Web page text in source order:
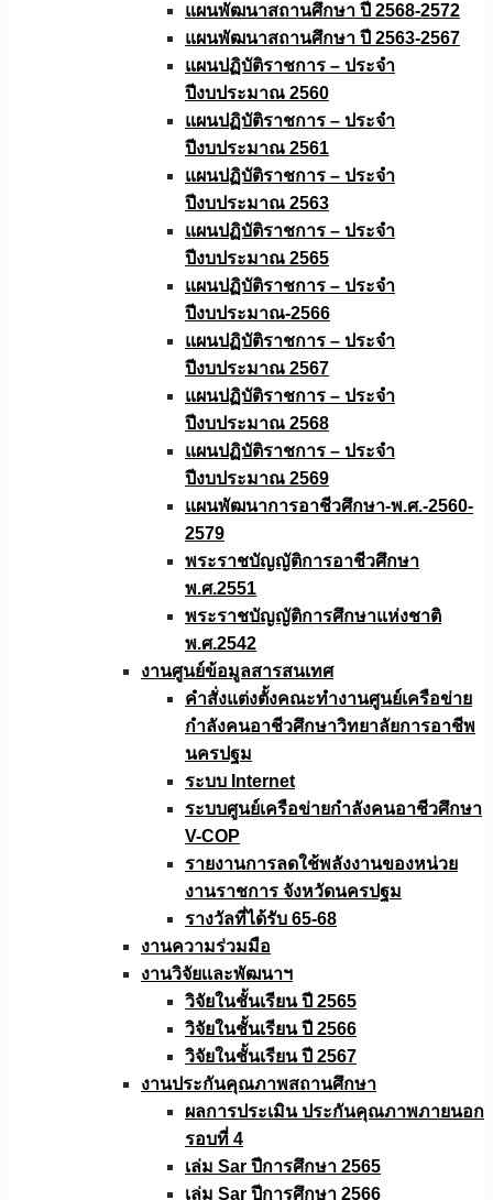
แผนพัฒนาสถานศึกษา ปี 2568-2572
แผนพัฒนาสถานศึกษา ปี 2563-2567
แผนปฏิบัติราชการ – ประจำ
ปีงบประมาณ 2560
แผนปฏิบัติราชการ – ประจำ
ปีงบประมาณ 2561
แผนปฏิบัติราชการ – ประจำ
ปีงบประมาณ 2563
แผนปฏิบัติราชการ – ประจำ
ปีงบประมาณ 2565
แผนปฏิบัติราชการ – ประจำ
ปีงบประมาณ-2566
แผนปฏิบัติราชการ – ประจำ
ปีงบประมาณ 2567
แผนปฏิบัติราชการ – ประจำ
ปีงบประมาณ 2568
แผนปฏิบัติราชการ – ประจำ
ปีงบประมาณ 2569
แผนพัฒนาการอาชีวศึกษา-พ.ศ.-2560-
2579
พระราชบัญญัติการอาชีวศึกษา
พ.ศ.2551
พระราชบัญญัติการศึกษาแห่งชาติ
พ.ศ.2542
งานศูนย์ข้อมูลสารสนเทศ
คำสั่งแต่งตั้งคณะทำงานศูนย์เครือข่าย
กำลังคนอาชีวศึกษาวิทยาลัยการอาชีพ
นครปฐม
ระบบ Internet
ระบบศูนย์เครือข่ายกำลังคนอาชีวศึกษา
V-COP
รายงานการลดใช้พลังงานของหน่วย
งานราชการ จังหวัดนครปฐม
รางวัลที่ได้รับ 65-68
งานความร่วมมือ
งานวิจัยเเละพัฒนาฯ
วิจัยในชั้นเรียน ปี 2565
วิจัยในชั้นเรียน ปี 2566
วิจัยในชั้นเรียน ปี 2567
งานประกันคุณภาพสถานศึกษา
ผลการประเมิน ประกันคุณภาพภายนอก
รอบที่ 4
เล่ม Sar ปีการศึกษา 2565
เล่ม Sar ปีการศึกษา 2566